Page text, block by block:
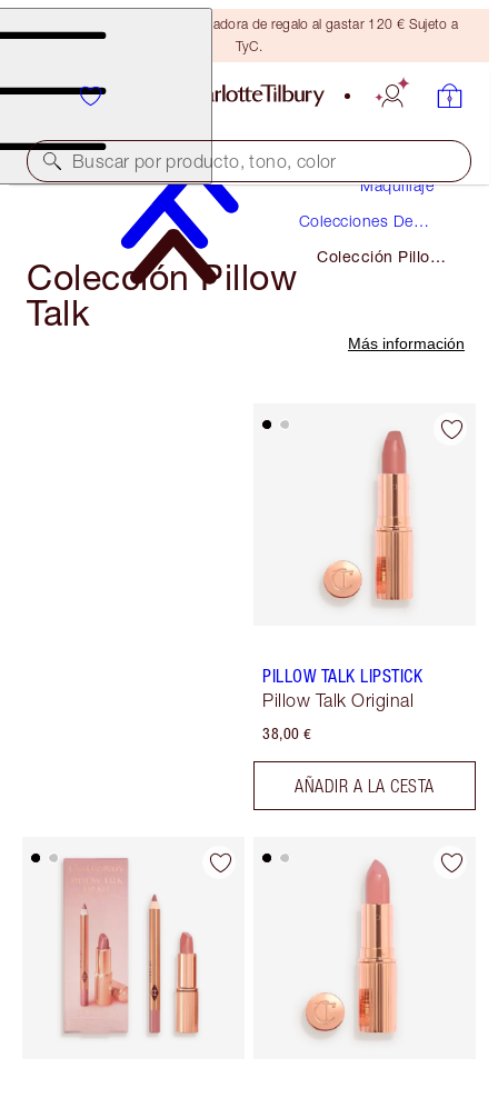
Consigue una brocha bronceadora de regalo al gastar 120 € Sujeto a
TyC.
Buscar por producto, tono, color
Maquillaje
Colecciones De
Colección Pillow
Colección Pillow
Talk
Más información
PILLOW TALK LIPSTICK
Pillow Talk Original
38,00 €
AÑADIR A LA CESTA